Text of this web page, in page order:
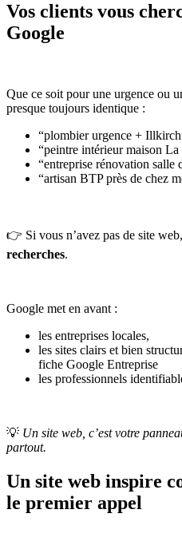
Vos clients vous
Google
Que ce soit pour une urgence ou
presque toujours identique :
“plombier urgence +
“peintre intérieur maison La
“entreprise rénovation salle
“artisan BTP près de chez
👉 Si vous n’avez pas de site web,
recherches.
Google met en avant :
les entreprises locales,
les sites clairs et bien
fiche Google Entreprise
les professionnels
💡 Un site web, c’est votre
partout.
Un site web inspire
le premier appel